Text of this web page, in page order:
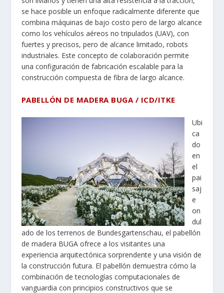
se hace posible un enfoque radicalmente diferente que
combina máquinas de bajo costo pero de largo alcance
como los vehículos aéreos no tripulados (UAV), con
fuertes y precisos, pero de alcance limitado, robots
industriales. Este concepto de colaboración permite
una configuración de fabricación escalable para la
construcción compuesta de fibra de largo alcance.
PABELLÓN DE MADERA BUGA / ICD/ITKE
Ubi
ca
do
en
el
pai
saj
e
on
dul
ado de los terrenos de Bundesgartenschau, el pabellón
de madera BUGA ofrece a los visitantes una
experiencia arquitectónica sorprendente y una visión de
la construcción futura. El pabellón demuestra cómo la
combinación de tecnologías computacionales de
vanguardia con principios constructivos que se